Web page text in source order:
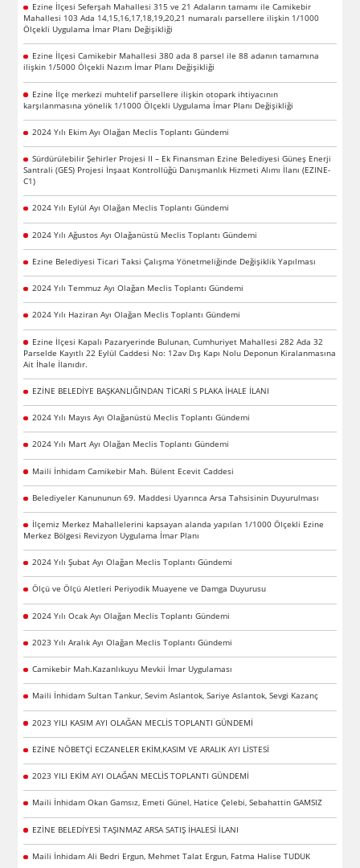
Ezine İlçesi Seferşah Mahallesi 315 ve 21 Adaların tamamı ile Camikebir
Mahallesi 103 Ada 14,15,16,17,18,19,20,21 numaralı parsellere ilişkin 1/1000
Ölçekli Uygulama İmar Planı Değişikliği
Ezine İlçesi Camikebir Mahallesi 380 ada 8 parsel ile 88 adanın tamamına
ilişkin 1/5000 Ölçekli Nazım İmar Planı Değişikliği
Ezine İlçe merkezi muhtelif parsellere ilişkin otopark ihtiyacının
karşılanmasına yönelik 1/1000 Ölçekli Uygulama İmar Planı Değişikliği
2024 Yılı Ekim Ayı Olağan Meclis Toplantı Gündemi
Sürdürülebilir Şehirler Projesi II – Ek Finansman Ezine Belediyesi Güneş Enerji
Santrali (GES) Projesi İnşaat Kontrollüğü Danışmanlık Hizmeti Alımı İlanı (EZINE-
C1)
2024 Yılı Eylül Ayı Olağan Meclis Toplantı Gündemi
2024 Yılı Ağustos Ayı Olağanüstü Meclis Toplantı Gündemi
Ezine Belediyesi Ticari Taksi Çalışma Yönetmeliğinde Değişiklik Yapılması
2024 Yılı Temmuz Ayı Olağan Meclis Toplantı Gündemi
2024 Yılı Haziran Ayı Olağan Meclis Toplantı Gündemi
Ezine İlçesi Kapalı Pazaryerinde Bulunan, Cumhuriyet Mahallesi 282 Ada 32
Parselde Kayıtlı 22 Eylül Caddesi No: 12av Dış Kapı Nolu Deponun Kiralanmasına
Ait İhale İlanıdır.
EZİNE BELEDİYE BAŞKANLIĞINDAN TİCARİ S PLAKA İHALE İLANI
2024 Yılı Mayıs Ayı Olağanüstü Meclis Toplantı Gündemi
2024 Yılı Mart Ayı Olağan Meclis Toplantı Gündemi
Maili İnhidam Camikebir Mah. Bülent Ecevit Caddesi
Belediyeler Kanununun 69. Maddesi Uyarınca Arsa Tahsisinin Duyurulması
İlçemiz Merkez Mahallelerini kapsayan alanda yapılan 1/1000 Ölçekli Ezine
Merkez Bölgesi Revizyon Uygulama İmar Planı
2024 Yılı Şubat Ayı Olağan Meclis Toplantı Gündemi
Ölçü ve Ölçü Aletleri Periyodik Muayene ve Damga Duyurusu
2024 Yılı Ocak Ayı Olağan Meclis Toplantı Gündemi
2023 Yılı Aralık Ayı Olağan Meclis Toplantı Gündemi
Camikebir Mah.Kazanlıkuyu Mevkii İmar Uygulaması
Maili İnhidam Sultan Tankur, Sevim Aslantok, Sariye Aslantok, Sevgi Kazanç
2023 YILI KASIM AYI OLAĞAN MECLİS TOPLANTI GÜNDEMİ
EZİNE NÖBETÇİ ECZANELER EKİM,KASIM VE ARALIK AYI LİSTESİ
2023 YILI EKİM AYI OLAĞAN MECLİS TOPLANTI GÜNDEMİ
Maili İnhidam Okan Gamsız, Emeti Günel, Hatice Çelebi, Sebahattin GAMSIZ
EZİNE BELEDİYESİ TAŞINMAZ ARSA SATIŞ İHALESİ İLANI
Maili İnhidam Ali Bedri Ergun, Mehmet Talat Ergun, Fatma Halise TUDUK